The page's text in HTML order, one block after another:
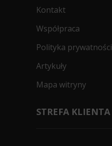
Kontakt
Współpraca
Polityka prywatności
Artykuły
Mapa witryny
STREFA KLIENTA